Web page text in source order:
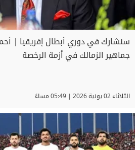
سنشارك في دوري أبطال إفريقيا |
جماهير الزمالك في أزمة الرخصة
الثلاثاء 02 يونية 2026 | 05:49 مساءً